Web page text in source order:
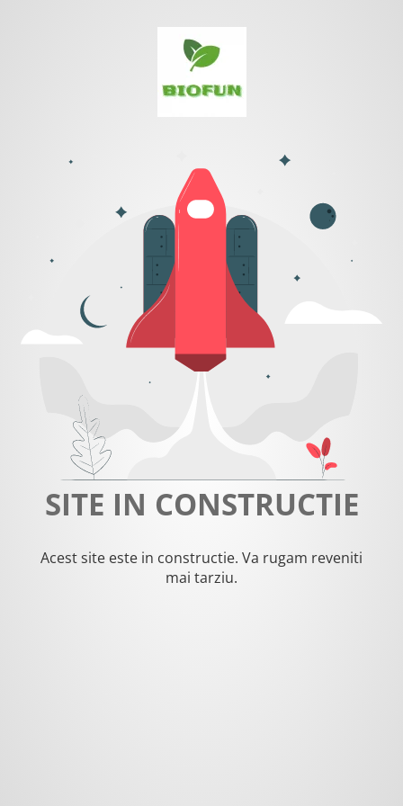
SITE IN CONSTRUCTIE
Acest site este in constructie. Va rugam reveniti
mai tarziu.